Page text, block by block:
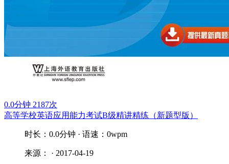
0.0分钟 2187次
高等学校英语应用能力考试B级精讲精练（新题型版）
时长：0.0分钟 · 语速：0wpm
来源： · 2017-04-19